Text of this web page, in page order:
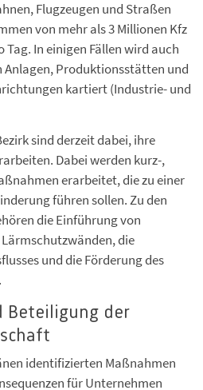
Flugzeugen und Straßen
von mehr als 3 Millionen Kfz
Tag. In einigen Fällen wird auch
Produktionsstätten und
kartiert (Industrie- und
sind derzeit dabei, ihre
Dabei werden kurz-,
erarbeitet, die zu einer
führen sollen. Zu den
die Einführung von
die
und die Förderung des
der
identifizierten Maßnahmen
für Unternehmen